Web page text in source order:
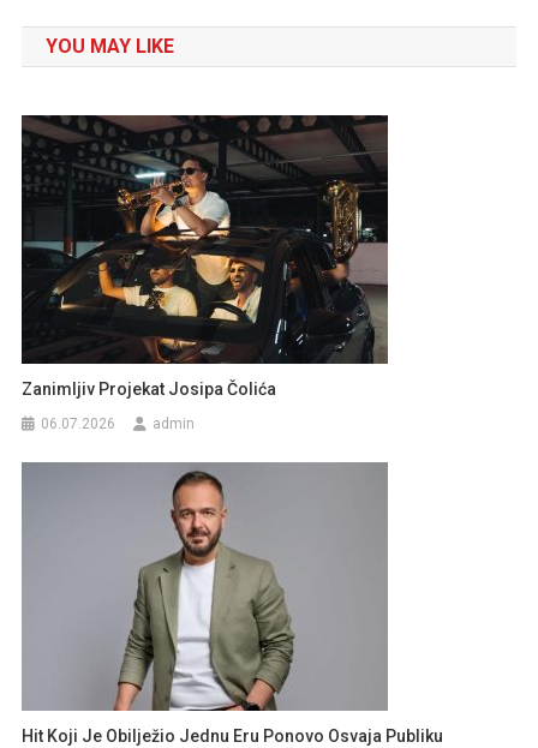
članaka
YOU MAY LIKE
Zanimljiv Projekat Josipa Čolića
06.07.2026 admin
Hit Koji Je Obilježio Jednu Eru Ponovo Osvaja Publiku